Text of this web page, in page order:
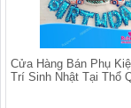
Cửa Hàng Bán Phụ
Trí Sinh Nhật Tại Thổ